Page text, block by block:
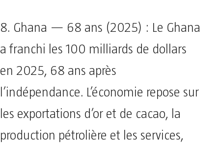
8. Ghana — 68 ans (2025) : Le Ghana
a franchi les 100 milliards de dollars
en 2025, 68 ans après
l’indépendance. L’économie repose sur
les exportations d’or et de cacao, la
production pétrolière et les services,